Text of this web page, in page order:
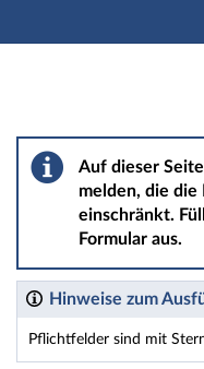
Barriere melden
Auf dieser
melden, die die
einschränkt.
Formular aus.
Hinweise zum
Pflichtfelder sind mit
Dieses Formular enthält